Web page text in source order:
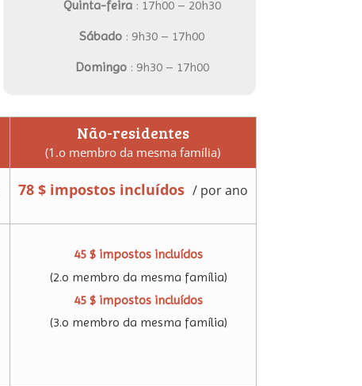
Quinta-feira : 17h00 – 20h30
Sábado : 9h30 – 17h00
Domingo : 9h30 – 17h00
Não-residentes
(1.o membro da mesma família)
78 $ impostos incluídos /por ano
45 $ impostos incluídos
(2.o membro da mesma família)
45 $ impostos incluídos
(3.o membro da mesma família)